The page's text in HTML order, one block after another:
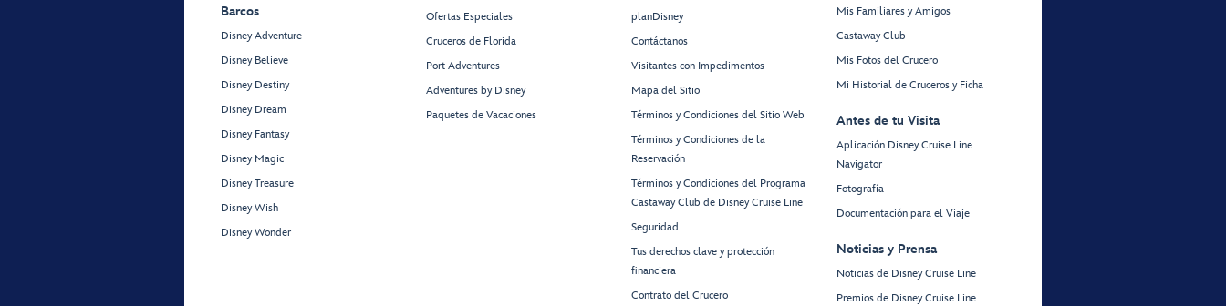
Barcos
Disney Adventure
Disney Believe
Disney Destiny
Disney Dream
Disney Fantasy
Disney Magic
Disney Treasure
Disney Wish
Disney Wonder
Ofertas Especiales
Cruceros de Florida
Port Adventures
Adventures by Disney
Paquetes de Vacaciones
planDisney
Contáctanos
Visitantes con Impedimentos
Mapa del Sitio
Términos y Condiciones del Sitio Web
Términos y Condiciones de la
Reservación
Términos y Condiciones del Programa
Castaway Club de Disney Cruise Line
Seguridad
Tus derechos clave y protección
financiera
Contrato del Crucero
Mis Familiares y Amigos
Castaway Club
Mis Fotos del Crucero
Mi Historial de Cruceros y Ficha
Antes de tu Visita
Aplicación Disney Cruise Line
Navigator
Fotografía
Documentación para el Viaje
Noticias y Prensa
Noticias de Disney Cruise Line
Premios de Disney Cruise Line